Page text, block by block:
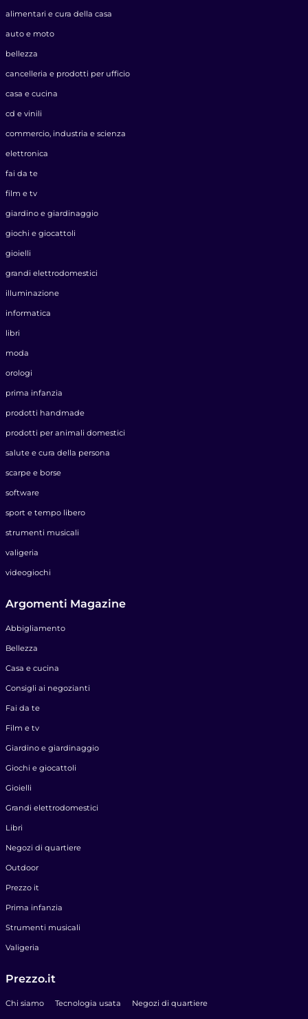
alimentari e cura della casa
auto e moto
bellezza
cancelleria e prodotti per ufficio
casa e cucina
cd e vinili
commercio, industria e scienza
elettronica
fai da te
film e tv
giardino e giardinaggio
giochi e giocattoli
gioielli
grandi elettrodomestici
illuminazione
informatica
libri
moda
orologi
prima infanzia
prodotti handmade
prodotti per animali domestici
salute e cura della persona
scarpe e borse
software
sport e tempo libero
strumenti musicali
valigeria
videogiochi
Argomenti Magazine
Abbigliamento
Bellezza
Casa e cucina
Consigli ai negozianti
Fai da te
Film e tv
Giardino e giardinaggio
Giochi e giocattoli
Gioielli
Grandi elettrodomestici
Libri
Negozi di quartiere
Outdoor
Prezzo it
Prima infanzia
Strumenti musicali
Valigeria
Prezzo.it
Chi siamo Tecnologia usata Negozi di quartiere